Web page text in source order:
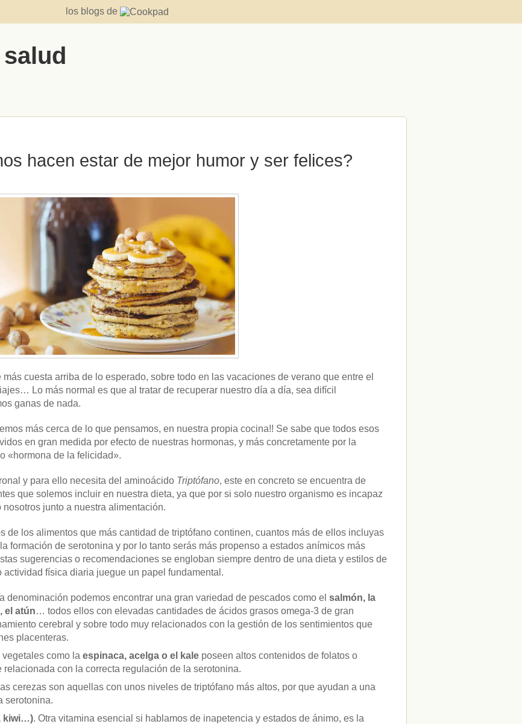
los blogs de
hacen estar de mejor humor y ser felices?
cuesta arriba de lo esperado, sobre todo en las vacaciones de verano que entre el
Lo más normal es que al tratar de recuperar nuestro día a día, sea difícil
ganas de nada.
más cerca de lo que pensamos, en nuestra propia cocina!! Se sabe que todos esos
en gran medida por efecto de nuestras hormonas, y más concretamente por la
«hormona de la felicidad».
y para ello necesita del aminoácido Triptófano, este en concreto se encuentra de
que solemos incluir en nuestra dieta, ya que por si solo nuestro organismo es incapaz
junto a nuestra alimentación.
de los alimentos que más cantidad de triptófano continen, cuantos más de ellos incluyas
formación de serotonina y por lo tanto serás más propenso a estados anímicos más
sugerencias o recomendaciones se engloban siempre dentro de una dieta y estilos de
física diaria juegue un papel fundamental.
denominación podemos encontrar una gran variedad de pescados como el salmón, la
el atún… todos ellos con elevadas cantidades de ácidos grasos omega-3 de gran
cerebral y sobre todo muy relacionados con la gestión de los sentimientos que
placenteras.
vegetales como la espinaca, acelga o el kale poseen altos contenidos de folatos o
con la correcta regulación de la serotonina.
cerezas son aquellas con unos niveles de triptófano más altos, por que ayudan a una
serotonina.
kiwi…). Otra vitamina esencial si hablamos de inapetencia y estados de ánimo, es la